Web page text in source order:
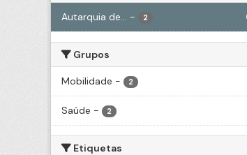
Autarquia de... - 2
Grupos
Mobilidade - 2
Saúde - 2
Etiquetas